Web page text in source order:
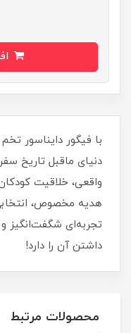
با فیگور دایناسور
دنیای ماقبل تاریخ
واقعی، خلاقیت
هدیه مخصوص،
تجربه‌ای شگفت‌انگیز
داشتن آن را دارد!
محصولات مرتبط